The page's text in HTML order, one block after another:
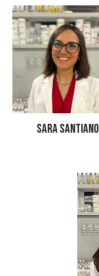
SARA SANTIANO